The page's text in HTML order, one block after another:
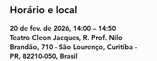
Horário e local
20 de fev. de 2026, 14:00 – 14:50
Teatro Cleon Jacques, R. Prof. Nilo
Brandão, 710 - São Lourenço, Curitiba -
PR, 82210-050, Brasil